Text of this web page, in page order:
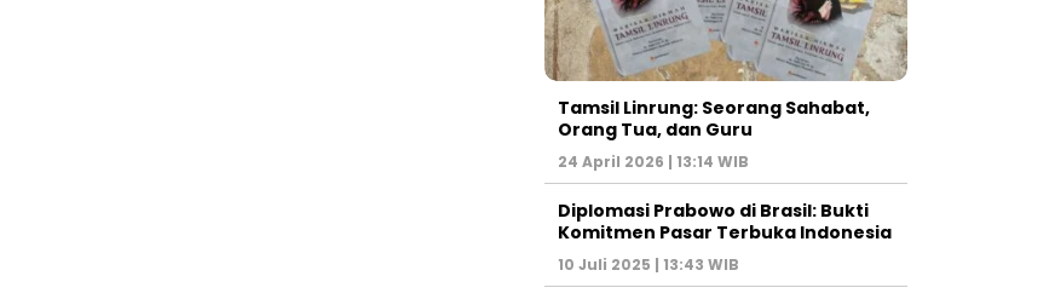
Tamsil Linrung: Seorang Sahabat,
Orang Tua, dan Guru
24 April 2026 | 13:14 WIB
Diplomasi Prabowo di Brasil: Bukti
Komitmen Pasar Terbuka Indonesia
10 Juli 2025 | 13:43 WIB